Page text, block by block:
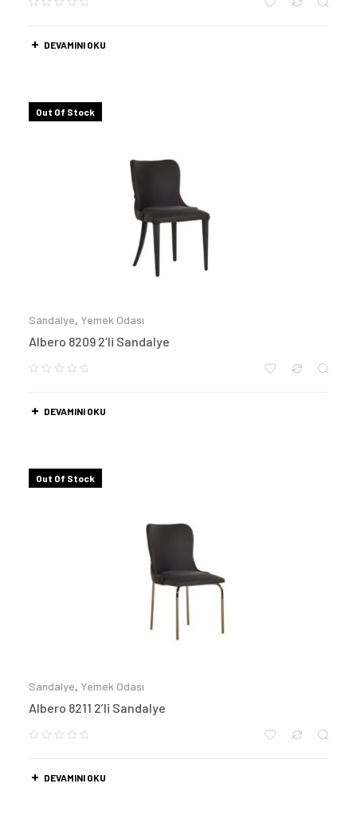
DEVAMINI OKU
Out Of Stock
Sandalye, Yemek Odası
Albero 8209 2’li Sandalye
DEVAMINI OKU
Out Of Stock
Sandalye, Yemek Odası
Albero 8211 2’li Sandalye
DEVAMINI OKU